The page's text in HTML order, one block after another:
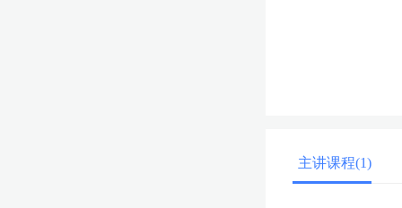
主讲课程(1)